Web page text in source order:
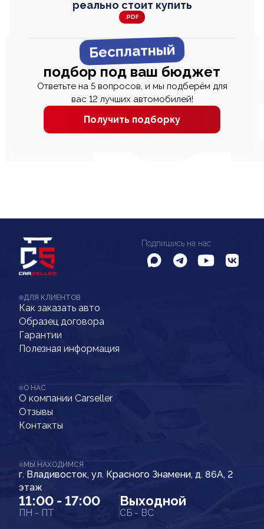
реально стоит купить
.PDF
Бесплатный
подбор под ваш бюджет
Ответьте на 5 вопросов, и мы подберём для
вас 12 лучших автомобилей!
Получить подборку
Подпишись на нас
ДЛЯ КЛИЕНТОВ
Как заказать авто
Образец договора
Гарантии
Полезная информация
О НАС
О компании Carseller
Отзывы
Контакты
МЫ НАХОДИМСЯ
г. Владивосток, ул. Красного Знамени, д. 86А, 2
этаж
11:00 - 17:00
ПН - ПТ
Выходной
СБ - ВС